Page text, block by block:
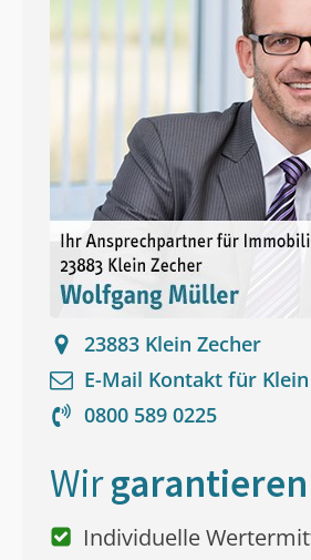
23883 Klein Zecher
E-Mail Kontakt für
0800 589 0225
Wirgarantieren
Individuelle